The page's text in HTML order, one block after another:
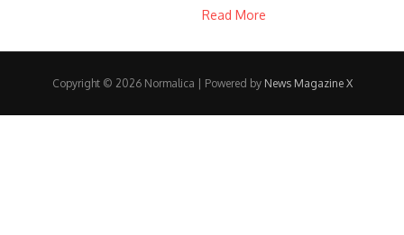
Read More
Copyright © 2026 Normalica | Powered by News Magazine X